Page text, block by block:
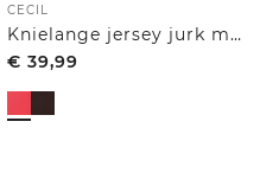
CECIL
Knielange jersey jurk met V-hals
€ 39,99